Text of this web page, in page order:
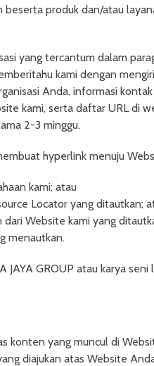
produk dan/atau
yang tercantum dalam
kami dengan
Anda, informasi
kami, serta daftar URL di
2-3 minggu.
hyperlink menuju
kami; atau
Locator yang ditautkan;
Website kami yang
menautkan.
JAYA GROUP atau karya
konten yang muncul di
diajukan atas Website